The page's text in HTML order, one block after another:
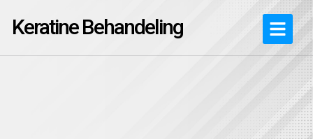
Keratine Behandeling